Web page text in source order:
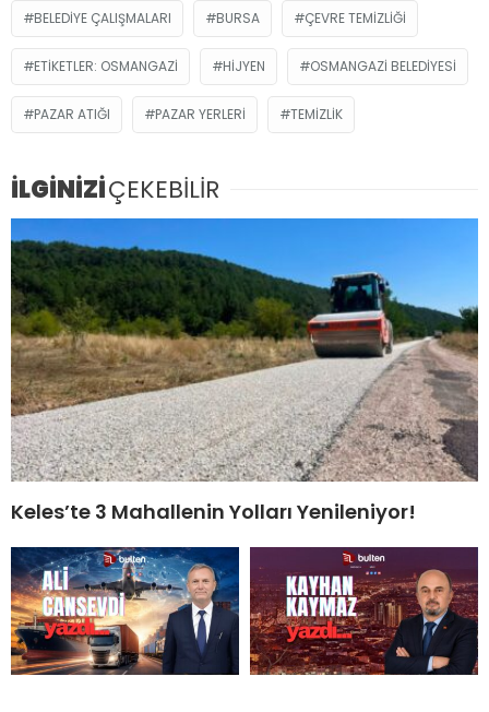
BELEDIYE ÇALIŞMALARI BURSA ÇEVRE TEMIZLIĞI
ETIKETLER: OSMANGAZI HIJYEN OSMANGAZI BELEDIYESI
PAZAR ATIĞI PAZAR YERLERI TEMIZLIK
İLGİNİZİÇEKEBİLİR
Keles’te 3 Mahallenin Yolları Yenileniyor!